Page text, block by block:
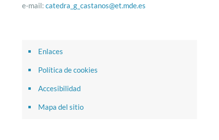
e-mail: catedra_g_castanos@et.mde.es
Enlaces
Política de cookies
Accesibilidad
Mapa del sitio